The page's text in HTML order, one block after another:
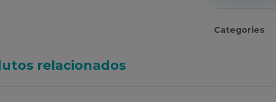
Categories
relacionados